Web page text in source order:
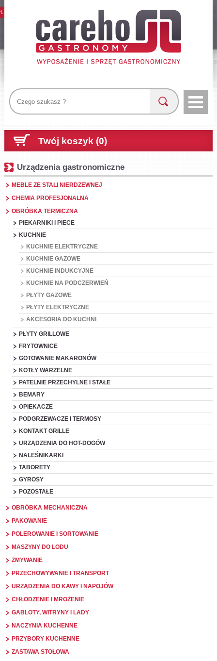
Twój koszyk (0)
Urządzenia gastronomiczne
MEBLE ZE STALI NIERDZEWNEJ
CHEMIA PROFESJONALNA
OBRÓBKA TERMICZNA
PIEKARNIKI I PIECE
KUCHNIE
KUCHNIE ELEKTRYCZNE
KUCHNIE GAZOWE
KUCHNIE INDUKCYJNE
KUCHNIE NA PODCZERWIEŃ
PŁYTY GAZOWE
PŁYTY ELEKTRYCZNE
AKCESORIA DO KUCHNI
PŁYTY GRILLOWE
FRYTOWNICE
GOTOWANIE MAKARONÓW
KOTŁY WARZELNE
PATELNIE PRZECHYLNE I STAŁE
BEMARY
OPIEKACZE
PODGRZEWACZE I TERMOSY
KONTAKT GRILLE
URZĄDZENIA DO HOT-DOGÓW
NALEŚNIKARKI
TABORETY
GYROSY
POZOSTAŁE
OBRÓBKA MECHANICZNA
PAKOWANIE
POLEROWANIE I SORTOWANIE
MASZYNY DO LODU
ZMYWANIE
PRZECHOWYWANIE I TRANSPORT
URZĄDZENIA DO KAWY I NAPOJÓW
CHŁODZENIE I MROŻENIE
GABLOTY, WITRYNY I LADY
NACZYNIA KUCHENNE
PRZYBORY KUCHENNE
ZASTAWA STOŁOWA